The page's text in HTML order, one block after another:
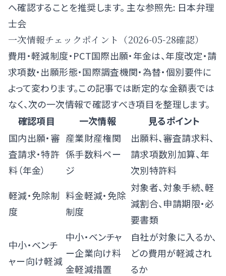
へ確認することを推奨します。 主な参照先: 日本弁理
士会
一次情報チェックポイント（2026-05-28確認）
費用・軽減制度・PCT国際出願・年金は、年度改定・請
求項数・出願形態・国際調査機関・為替・個別要件に
よって変わります。この記事では断定的な金額表では
なく、次の一次情報で確認すべき項目を整理します。
確認項目
一次情報
見るポイント
国内出願・審
査請求・特許
料（年金）
産業財産権関
係手数料ペー
ジ
出願料、審査請求料、
請求項数別加算、年
次別特許料
軽減・免除制
度
料金軽減・免除
制度
対象者、対象手続、軽
減割合、申請期限・必
要書類
中小・ベンチ
ャー向け軽減
中小・ベンチャ
ー企業向け料
金軽減措置
自社が対象に入るか、
どの費用が軽減され
るか